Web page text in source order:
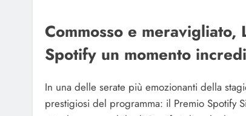
Commosso e
Spotify un momento
In una delle serate più emozionanti della
prestigiosi del programma: il Premio Spotify